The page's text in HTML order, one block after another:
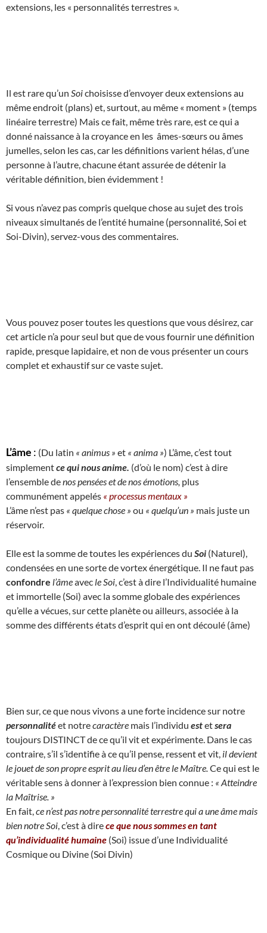
extensions, les « personnalités terrestres ».
Il est rare qu’un Soichoisisse d’envoyer deux extensions au
même endroit (plans) et, surtout, au même « moment » (temps
linéaire terrestre) Mais ce fait, même très rare, est ce qui a
donné naissance à la croyance en les âmes-sœurs ou âmes
jumelles, selon les cas, car les définitions varient hélas, d’une
personne à l’autre, chacune étant assurée de détenir la
véritable définition, bien évidemment !
Si vous n’avez pas compris quelque chose au sujet des trois
niveaux simultanés de l’entité humaine (personnalité, Soi et
Soi-Divin), servez-vous des commentaires.
Vous pouvez poser toutes les questions que vous désirez, car
cet article n’a pour seul but que de vous fournir une définition
rapide, presque lapidaire, et non de vous présenter un cours
complet et exhaustif sur ce vaste sujet.
L’âme : (Du latin « animus » et « anima ») L’âme, c’est tout
simplementce qui nous anime. (d’où le nom) c’est à dire
l’ensemble denos pensées et de nos émotions, plus
communément appelés « processus mentaux »
L’âme n’est pas « quelque chose » ou « quelqu’un » mais juste un
réservoir.
Elle est la somme de toutes les expériences du Soi (Naturel),
condensées en une sorte de vortex énergétique. Il ne faut pas
confondre l’âmeavec le Soi , c’est à dire l’Individualité humaine
et immortelle (Soi) avec la somme globale des expériences
qu’elle a vécues, sur cette planète ou ailleurs, associée à la
somme des différents états d’esprit qui en ont découlé (âme)
Bien sur, ce que nous vivons a une forte incidence sur notre
personnalitéet notrecaractère mais l’individu estetsera
toujours DISTINCT de ce qu’il vit et expérimente. Dans le cas
contraire, s’il s’identifie à ce qu’il pense, ressent et vit, il devient
le jouet de son propre esprit au lieu d’en être le Maître. Ce qui est le
véritable sens à donner à l’expression bien connue : « Atteindre
la Maîtrise. »
En fait, ce n’est pas notre personnalité terrestre qui a une âme mais
bien notre Soi , c’est à direce que nous sommes en tant
qu’individualité humaine (Soi) issue d’une Individualité
Cosmique ou Divine (Soi Divin)